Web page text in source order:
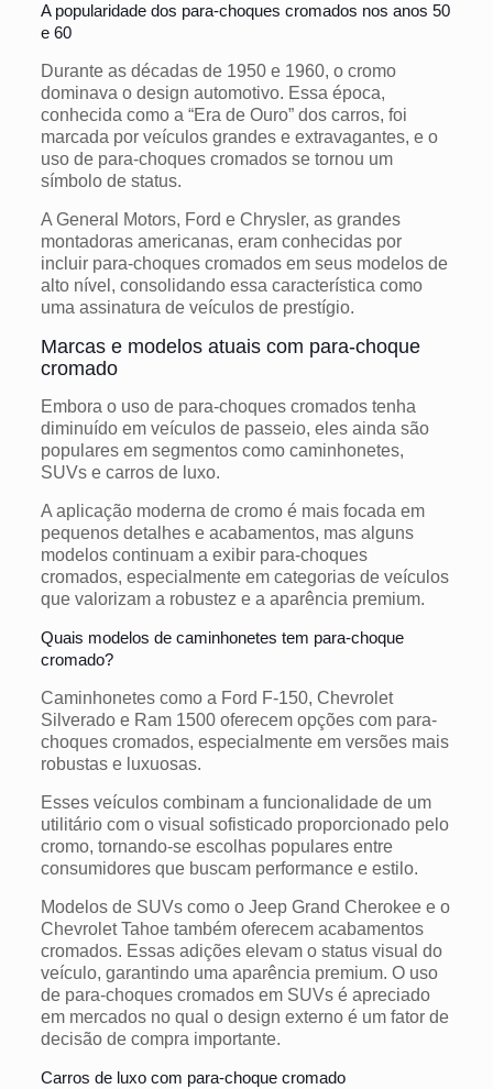
A popularidade dos para-choques cromados nos anos 50
e 60
Durante as décadas de 1950 e 1960, o cromo
dominava o design automotivo. Essa época,
conhecida como a “Era de Ouro” dos carros, foi
marcada por veículos grandes e extravagantes, e o
uso de para-choques cromados se tornou um
símbolo de status.
A General Motors, Ford e Chrysler, as grandes
montadoras americanas, eram conhecidas por
incluir para-choques cromados em seus modelos de
alto nível, consolidando essa característica como
uma assinatura de veículos de prestígio.
Marcas e modelos atuais com para-choque
cromado
Embora o uso de para-choques cromados tenha
diminuído em veículos de passeio, eles ainda são
populares em segmentos como caminhonetes,
SUVs e carros de luxo.
A aplicação moderna de cromo é mais focada em
pequenos detalhes e acabamentos, mas alguns
modelos continuam a exibir para-choques
cromados, especialmente em categorias de veículos
que valorizam a robustez e a aparência premium.
Quais modelos de caminhonetes tem para-choque
cromado?
Caminhonetes como a Ford F-150, Chevrolet
Silverado e Ram 1500 oferecem opções com para-
choques cromados, especialmente em versões mais
robustas e luxuosas.
Esses veículos combinam a funcionalidade de um
utilitário com o visual sofisticado proporcionado pelo
cromo, tornando-se escolhas populares entre
consumidores que buscam performance e estilo.
Modelos de SUVs como o Jeep Grand Cherokee e o
Chevrolet Tahoe também oferecem acabamentos
cromados. Essas adições elevam o status visual do
veículo, garantindo uma aparência premium. O uso
de para-choques cromados em SUVs é apreciado
em mercados no qual o design externo é um fator de
decisão de compra importante.
Carros de luxo com para-choque cromado